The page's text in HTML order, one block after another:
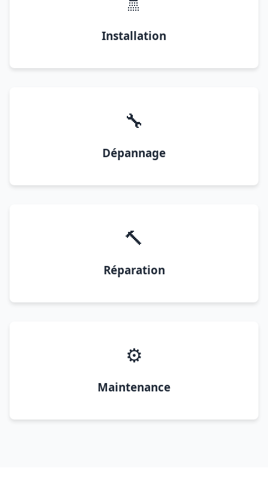
Installation
🔧
Dépannage
🔨
Réparation
⚙️
Maintenance